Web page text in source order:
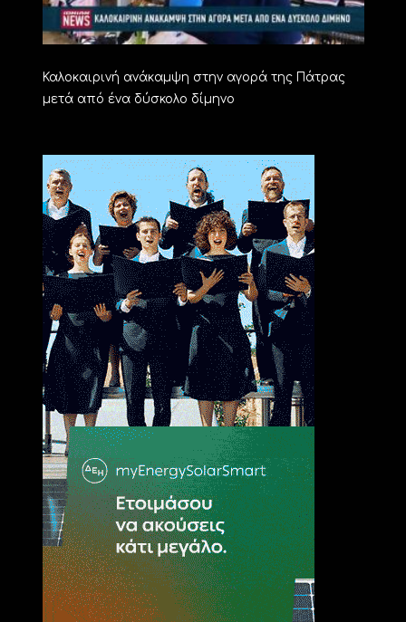
Καλοκαιρινή ανάκαμψη στην αγορά της Πάτρας
μετά από ένα δύσκολο δίμηνο